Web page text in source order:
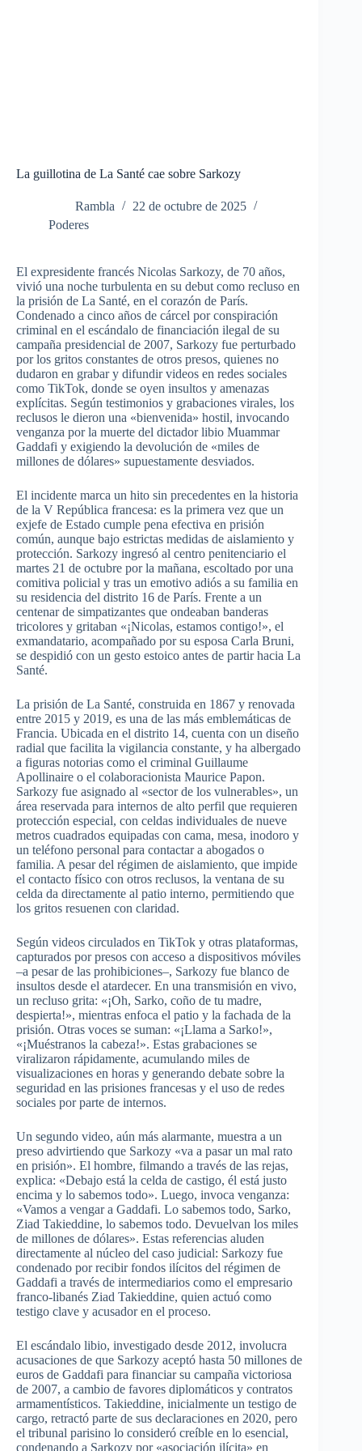
La guillotina de La Santé cae sobre Sarkozy
Rambla
22 de octubre de 2025
Poderes
El expresidente francés Nicolas Sarkozy, de 70 años,
vivió una noche turbulenta en su debut como recluso en
la prisión de La Santé, en el corazón de París.
Condenado a cinco años de cárcel por conspiración
criminal en el escándalo de financiación ilegal de su
campaña presidencial de 2007, Sarkozy fue perturbado
por los gritos constantes de otros presos, quienes no
dudaron en grabar y difundir videos en redes sociales
como TikTok, donde se oyen insultos y amenazas
explícitas. Según testimonios y grabaciones virales, los
reclusos le dieron una «bienvenida» hostil, invocando
venganza por la muerte del dictador libio Muammar
Gaddafi y exigiendo la devolución de «miles de
millones de dólares» supuestamente desviados.
El incidente marca un hito sin precedentes en la historia
de la V República francesa: es la primera vez que un
exjefe de Estado cumple pena efectiva en prisión
común, aunque bajo estrictas medidas de aislamiento y
protección. Sarkozy ingresó al centro penitenciario el
martes 21 de octubre por la mañana, escoltado por una
comitiva policial y tras un emotivo adiós a su familia en
su residencia del distrito 16 de París. Frente a un
centenar de simpatizantes que ondeaban banderas
tricolores y gritaban «¡Nicolas, estamos contigo!», el
exmandatario, acompañado por su esposa Carla Bruni,
se despidió con un gesto estoico antes de partir hacia La
Santé.
La prisión de La Santé, construida en 1867 y renovada
entre 2015 y 2019, es una de las más emblemáticas de
Francia. Ubicada en el distrito 14, cuenta con un diseño
radial que facilita la vigilancia constante, y ha albergado
a figuras notorias como el criminal Guillaume
Apollinaire o el colaboracionista Maurice Papon.
Sarkozy fue asignado al «sector de los vulnerables», un
área reservada para internos de alto perfil que requieren
protección especial, con celdas individuales de nueve
metros cuadrados equipadas con cama, mesa, inodoro y
un teléfono personal para contactar a abogados o
familia. A pesar del régimen de aislamiento, que impide
el contacto físico con otros reclusos, la ventana de su
celda da directamente al patio interno, permitiendo que
los gritos resuenen con claridad.
Según videos circulados en TikTok y otras plataformas,
capturados por presos con acceso a dispositivos móviles
–a pesar de las prohibiciones–, Sarkozy fue blanco de
insultos desde el atardecer. En una transmisión en vivo,
un recluso grita: «¡Oh, Sarko, coño de tu madre,
despierta!», mientras enfoca el patio y la fachada de la
prisión. Otras voces se suman: «¡Llama a Sarko!»,
«¡Muéstranos la cabeza!». Estas grabaciones se
viralizaron rápidamente, acumulando miles de
visualizaciones en horas y generando debate sobre la
seguridad en las prisiones francesas y el uso de redes
sociales por parte de internos.
Un segundo video, aún más alarmante, muestra a un
preso advirtiendo que Sarkozy «va a pasar un mal rato
en prisión». El hombre, filmando a través de las rejas,
explica: «Debajo está la celda de castigo, él está justo
encima y lo sabemos todo». Luego, invoca venganza:
«Vamos a vengar a Gaddafi. Lo sabemos todo, Sarko,
Ziad Takieddine, lo sabemos todo. Devuelvan los miles
de millones de dólares». Estas referencias aluden
directamente al núcleo del caso judicial: Sarkozy fue
condenado por recibir fondos ilícitos del régimen de
Gaddafi a través de intermediarios como el empresario
franco-libanés Ziad Takieddine, quien actuó como
testigo clave y acusador en el proceso.
El escándalo libio, investigado desde 2012, involucra
acusaciones de que Sarkozy aceptó hasta 50 millones de
euros de Gaddafi para financiar su campaña victoriosa
de 2007, a cambio de favores diplomáticos y contratos
armamentísticos. Takieddine, inicialmente un testigo de
cargo, retractó parte de sus declaraciones en 2020, pero
el tribunal parisino lo consideró creíble en lo esencial,
condenando a Sarkozy por «asociación ilícita» en